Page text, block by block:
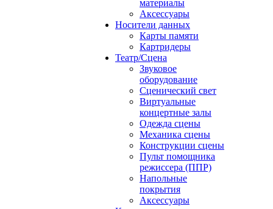
материалы
Аксессуары
Носители данных
Карты памяти
Картридеры
Театр/Сцена
Звуковое
оборудование
Сценический свет
Виртуальные
концертные залы
Одежда сцены
Механика сцены
Конструкции сцены
Пульт помощника
режиссера (ППР)
Напольные
покрытия
Аксессуары